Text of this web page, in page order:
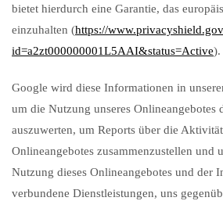
bietet hierdurch eine Garantie, das
einzuhalten (https://
id=a2zt000000001L5AAI&status=Active).
Google wird diese Informationen in
um die Nutzung unseres Onlineangebotes
auszuwerten, um Reports über die
Onlineangebotes zusammenzustellen und
Nutzung dieses Onlineangebotes und der
verbundene Dienstleistungen, uns